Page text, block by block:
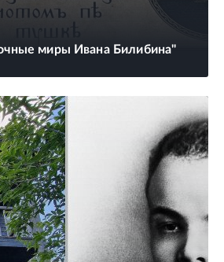
миры Ивана Билибина"